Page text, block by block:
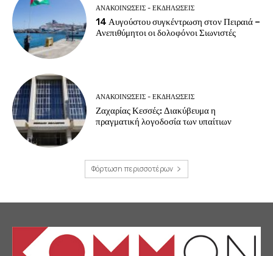
ΑΝΑΚΟΙΝΩΣΕΙΣ - ΕΚΔΗΛΩΣΕΙΣ
14 Αυγούστου συγκέντρωση στον Πειραιά –
Ανεπιθύμητοι οι δολοφόνοι Σιωνιστές
ΑΝΑΚΟΙΝΩΣΕΙΣ - ΕΚΔΗΛΩΣΕΙΣ
Ζαχαρίας Κεσσές: Διακύβευμα η
πραγματική λογοδοσία των υπαίτιων
Φόρτωση περισσοτέρων